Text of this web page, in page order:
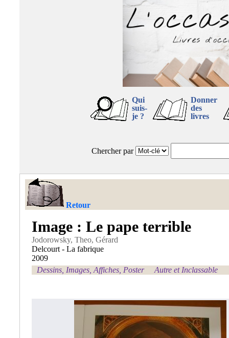
Qui
suis-
je ?
Donner
des
livres
Chercher par
Retour
Image : Le pape terrible
Jodorowsky, Theo, Gérard
Delcourt - La fabrique
2009
Dessins, Images, Affiches, Poster
Autre et Inclassable